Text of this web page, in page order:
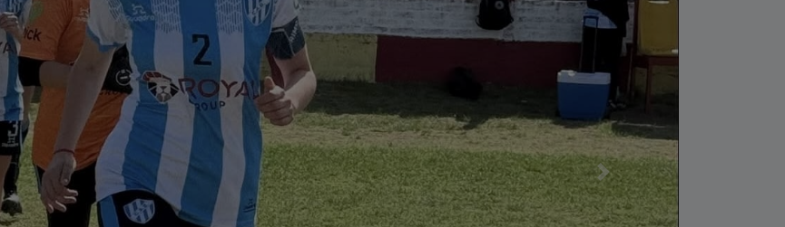
Siguiente